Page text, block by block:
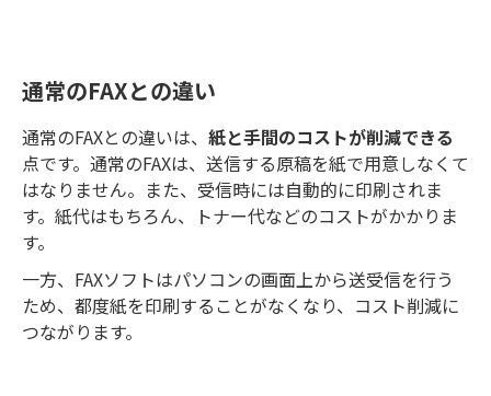
通常のFAXとの違い
通常のFAXとの違いは、 紙と手間のコストが削減できる
点です。通常のFAXは、送信する原稿を紙で用意しなくて
はなりません。また、受信時には自動的に印刷されま
す。紙代はもちろん、トナー代などのコストがかかりま
す。
一方、FAXソフトはパソコンの画面上から送受信を行う
ため、都度紙を印刷することがなくなり、コスト削減に
つながります。